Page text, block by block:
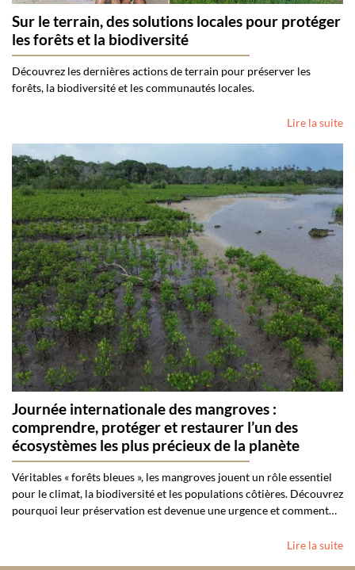
Sur le terrain, des solutions locales pour protéger
les forêts et la biodiversité
Découvrez les dernières actions de terrain pour préserver les
forêts, la biodiversité et les communautés locales.
Lire la suite
Journée internationale des mangroves :
comprendre, protéger et restaurer l’un des
écosystèmes les plus précieux de la planète
Véritables « forêts bleues », les mangroves jouent un rôle essentiel
pour le climat, la biodiversité et les populations côtières. Découvrez
pourquoi leur préservation est devenue une urgence et comment…
Lire la suite